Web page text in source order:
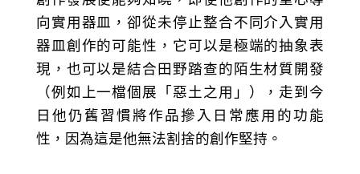
向實用器皿，卻從未停止整合不同介入實用
器皿創作的可能性，它可以是極端的抽象表
現，也可以是結合田野踏查的陌生材質開發
（例如上一檔個展「惡土之用」），走到今
日他仍舊習慣將作品摻入日常應用的功能
性，因為這是他無法割捨的創作堅持。